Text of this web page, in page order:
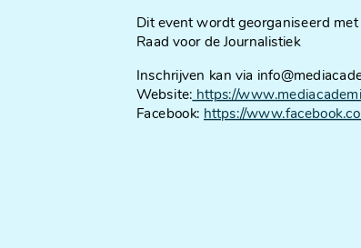
Dit event wordt georganiseerd
Raad voor de Journalistiek
Inschrijven kan via
Website: https://
Facebook: https://